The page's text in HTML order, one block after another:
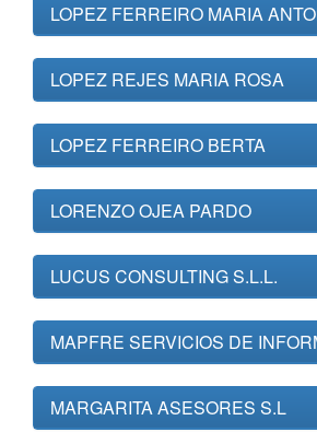
LOPEZ FERREIRO MARIA
LOPEZ REJES MARIA ROSA
LOPEZ FERREIRO BERTA
LORENZO OJEA PARDO
LUCUS CONSULTING S.L.L.
MAPFRE SERVICIOS DE
MARGARITA ASESORES S.L